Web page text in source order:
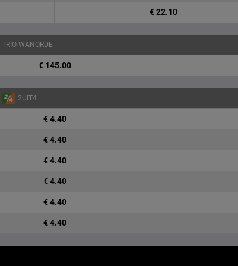
€ 22.10
TRIO WANORDE
€ 145.00
2UIT4
€ 4.40
€ 4.40
€ 4.40
€ 4.40
€ 4.40
€ 4.40